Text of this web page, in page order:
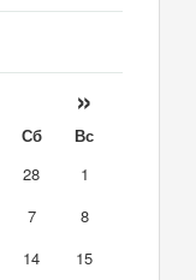
»
Сб
Вс
28
1
7
8
14
15